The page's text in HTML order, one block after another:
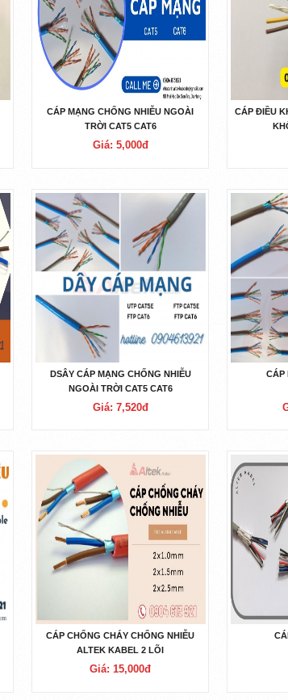
CÁP MẠNG CHỐNG NHIỄU NGOÀI
TRỜI CAT5 CAT6
Giá: 5,000đ
CÁP ĐIỀU
DSÂY CÁP MẠNG CHỐNG NHIỄU
NGOÀI TRỜI CAT5 CAT6
Giá: 7,520đ
CÁP
CÁP CHỐNG CHÁY CHỐNG NHIỄU
ALTEK KABEL 2 LÕI
Giá: 15,000đ